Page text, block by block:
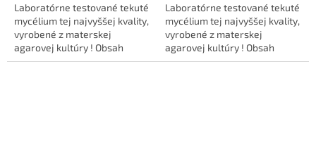
Laboratórne testované tekuté
mycélium tej najvyššej kvality,
vyrobené z materskej
agarovej kultúry ! Obsah
balenia: 10ml injekčná
Laboratórne testované tekuté
mycélium tej najvyššej kvality,
vyrobené z materskej
agarovej kultúry ! Obsah
balenia: 10ml injekčná